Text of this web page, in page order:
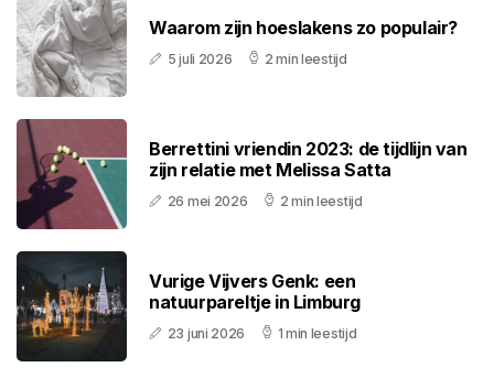
Waarom zijn hoeslakens zo populair?
5 juli 2026 2 min leestijd
Berrettini vriendin 2023: de tijdlijn van
zijn relatie met Melissa Satta
26 mei 2026 2 min leestijd
Vurige Vijvers Genk: een
natuurpareltje in Limburg
23 juni 2026 1 min leestijd